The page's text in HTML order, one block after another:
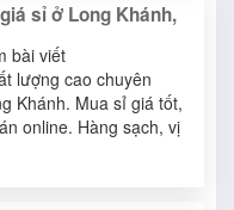
sỉ ở Long Khánh,
bài viết
lượng cao chuyên
Khánh. Mua sỉ giá tốt,
online. Hàng sạch, vị